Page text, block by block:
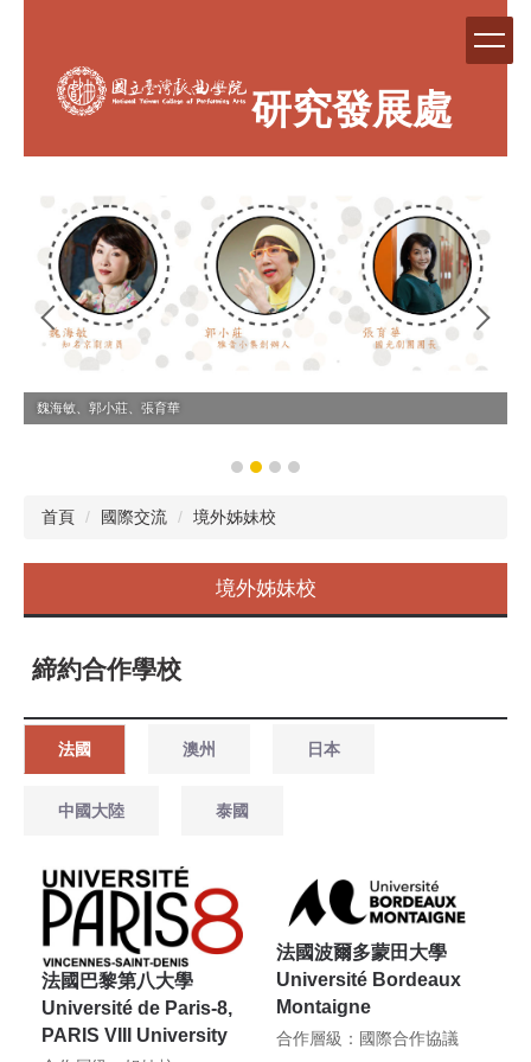
研究發展處
魏海敏、郭小莊、張育華
首頁 國際交流 境外姊妹校
境外姊妹校
締約合作學校
法國 澳州 日本
中國大陸 泰國
法國巴黎第八大學
Université de Paris-8,
PARIS VIII University
法國波爾多蒙田大學
Université Bordeaux
Montaigne
合作層級：國際合作協議